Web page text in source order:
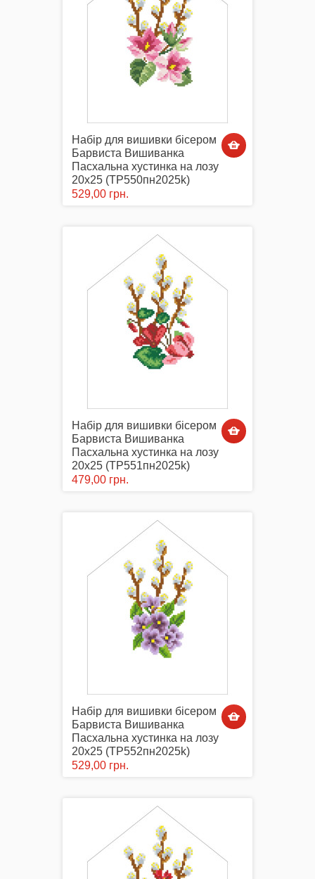
Аксесуари Одягу
Сумки-Шопери
Маски захисні
Подарункові сертифікати
Набір для вишивки бісером
Барвиста Вишиванка
Пасхальна хустинка на лозу
20х25 (ТР550пн2025k)
529,00 грн.
Набір для вишивки бісером
Барвиста Вишиванка
Пасхальна хустинка на лозу
20х25 (ТР551пн2025k)
479,00 грн.
Набір для вишивки бісером
Барвиста Вишиванка
Пасхальна хустинка на лозу
20х25 (ТР552пн2025k)
529,00 грн.